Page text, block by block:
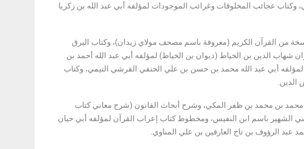
وكتاب عجائب المخلوقات وغرائب الموجودات لمؤلفه أبي عبد الله بن زكريا
من القرآن الكريم (معروفة باسم مصحف مولاي زيدان)، وكتاب البرق
شهاب الدين بن الخياط (ديوان بن الخياط) لمؤلفه أبي عبد الله أحمد بن
أبي عبد الله محمد بن حسن بن علي الحنفي القرشي التيمي، وكتاب
الدين.
بن محمد بن ظفر المكي، وشرح أبحاث القانون (شرح معاني كتاب
الشهير باسم ابن النفيس، ومخطوط كتاب إعراب القرآن لمؤلفه أبي حيان
الرؤوف بن تاج العارفين بن علي المناوي.